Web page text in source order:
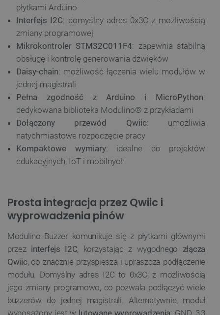
płytkami Arduino
Interfejs I2C: domyślny adres 0x3C z możliwością
zmiany programowej
Mikrokontroler STM32C011F4: zapewnia stabilną
obsługę i kontrolę generowania dźwięków
Daisy-chain: możliwość łączenia wielu modułów w
jednej magistrali
Pełna zgodność z Arduino i MicroPython:
dedykowana biblioteka Modulino® z przykładami
Dołączony przewód Qwiic: umożliwia
natychmiastowe rozpoczęcie pracy
Kompaktowe wymiary: idealne do projektów
edukacyjnych, IoT i mobilnych
Prosta integracja przez Qwiic i
wyprowadzenia pinów
Modulino Buzzer komunikuje się z płytkami głównymi
przez interfejs I2C, korzystając z wygodnego złącza
Qwiic, co znacznie przyspiesza i upraszcza podłączenie
modułu. Domyślny adres I2C to 0x3C, z możliwością
jego zmiany programowo, co pozwala podłączyć wiele
buzzerów do jednej magistrali. Alternatywnie, moduł
wyposażony jest w lutowane wyprowadzenia: GND, 3,3